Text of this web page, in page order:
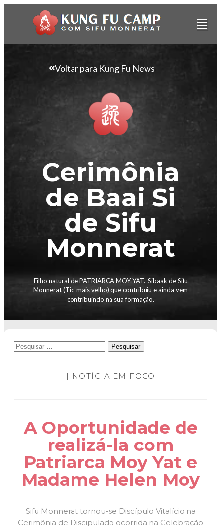
Voltar para Kung Fu News
Cerimônia
de Baai Si
de Sifu
Monnerat
Filho natural de PATRIARCA MOY YAT. Sibaak de Sifu
Monnerat (Tio mais velho) que contribuiu e ainda vem
contribuindo na sua formação.
Pesquisar
| NOTÍCIA EM FOCO
A Oportunidade de
realizá-la com
Patriarca Moy Yat e
Madame Helen Moy
Sifu Monnerat tornou-se Discípulo Vitalício na
Cerimônia de Discipulado ocorrida na Celebração